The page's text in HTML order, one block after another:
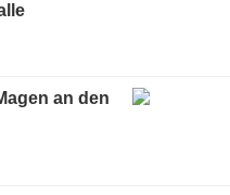
an den